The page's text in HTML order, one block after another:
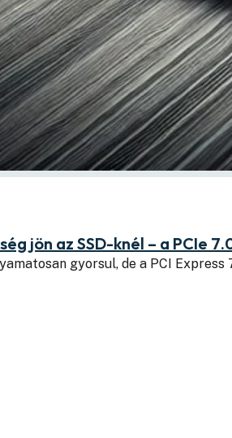
jön az SSD-knél – a PCIe
gyorsul, de a PCI Express